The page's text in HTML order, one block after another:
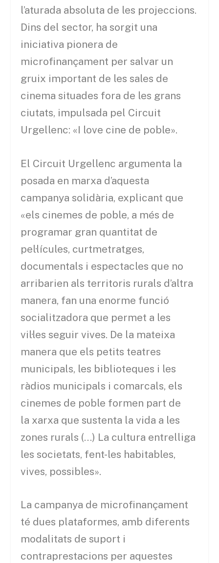
l’aturada absoluta de les projeccions.
Dins del sector, ha sorgit una
iniciativa pionera de
microfinançament per salvar un
gruix important de les sales de
cinema situades fora de les grans
ciutats, impulsada pel Circuit
Urgellenc: «I love cine de poble».
El Circuit Urgellenc argumenta la
posada en marxa d’aquesta
campanya solidària, explicant que
«els cinemes de poble, a més de
programar gran quantitat de
pel·lícules, curtmetratges,
documentals i espectacles que no
arribarien als territoris rurals d’altra
manera, fan una enorme funció
socialitzadora que permet a les
vil·les seguir vives. De la mateixa
manera que els petits teatres
municipals, les biblioteques i les
ràdios municipals i comarcals, els
cinemes de poble formen part de
la xarxa que sustenta la vida a les
zones rurals (…) La cultura entrelliga
les societats, fent-les habitables,
vives, possibles».
La campanya de microfinançament
té dues plataformes, amb diferents
modalitats de suport i
contraprestacions per aquestes